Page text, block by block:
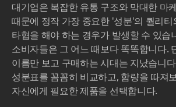
대기업은 복잡한 유통 구조와 막대한 마
때문에 정작 가장 중요한 '성분'의 퀄리
타협을 해야 하는 경우가 발생할 수 있습
소비자들은 그 어느 때보다 똑똑합니다.
이름만 보고 구매하는 시대는 지났습니
성분표를 꼼꼼히 비교하고, 함량을 따져
자신에게 필요한 제품을 선택합니다.